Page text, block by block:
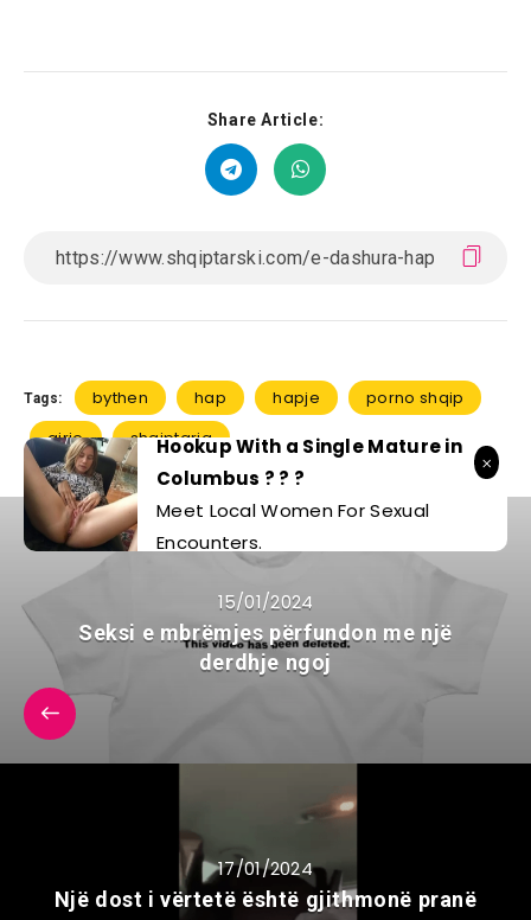
Share Article:
Tags: bythen hap hapje
porno shqip
qirje
shqiptarja
15/01/2024
Seksi e mbrëmjes përfundon me një
derdhje ngoj
17/01/2024
Një dost i vërtetë është gjithmonë pranë
Hookup With a Single Mature in
Columbus ? ? ?
Meet Local Women For Sexual
Encounters.